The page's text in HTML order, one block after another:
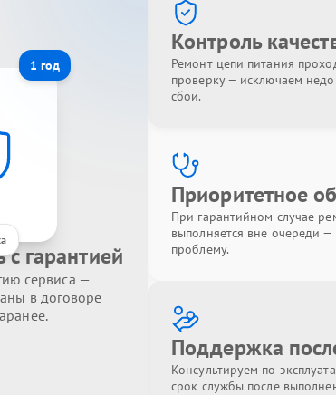
1 год
с гарантией
сервиса —
в договоре
Контроль
Ремонт цепи питания
проверку — исключаем
сбои.
Приоритетное
При гарантийном случае
выполняется вне очереди
проблему.
Поддержка
Консультируем по
срок службы после